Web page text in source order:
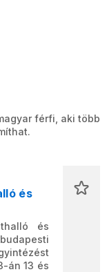
férfi, aki több
és
és
án 13 és